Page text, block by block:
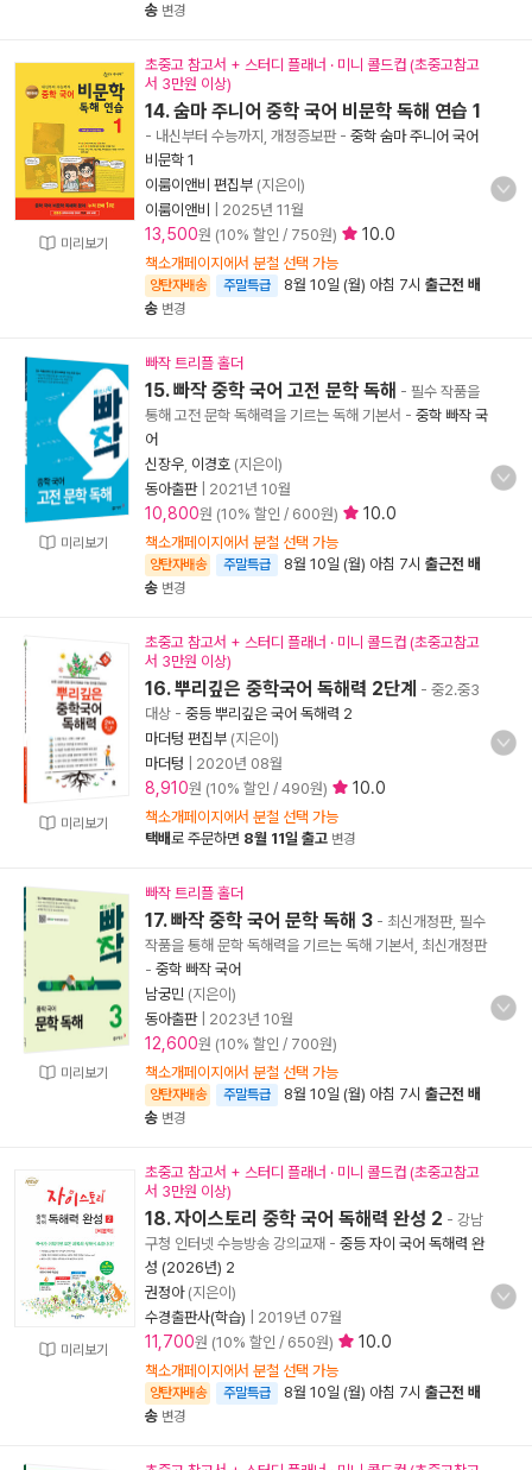
송 변경
미리보기
초중고 참고서 + 스터디 플래너 · 미니 콜드컵 (초중고참고
서 3만원 이상)
14. 숨마 주니어 중학 국어 비문학 독해 연습 1
- 내신부터 수능까지, 개정증보판- 중학 숨마 주니어 국어
비문학 1
이룸이앤비 편집부 (지은이)
이룸이앤비
2025년 11월
13,500원 (10% 할인 / 750원) 10.0
책소개페이지에서 분철 선택 가능
양탄자배송 주말특급 8월 10일 (월) 아침 7시 출근전 배
송 변경
미리보기
빠작 트리플 홀더
15. 빠작 중학 국어 고전 문학 독해 - 필수 작품을
통해 고전 문학 독해력을 기르는 독해 기본서 - 중학 빠작 국
어
신장우 이경호 (지은이)
동아출판| 2021년 10월
10,800원 (10% 할인 / 600원) 10.0
책소개페이지에서 분철 선택 가능
양탄자배송 주말특급 8월 10일 (월) 아침 7시 출근전 배
송 변경
미리보기
초중고 참고서 + 스터디 플래너 · 미니 콜드컵 (초중고참고
서 3만원 이상)
16. 뿌리깊은 중학국어 독해력 2단계 - 중2.중3
대상 - 중등 뿌리깊은 국어 독해력 2
마더텅 편집부 (지은이)
마더텅
2020년 08월
8,910원 (10% 할인 / 490원) 10.0
책소개페이지에서 분철 선택 가능
택배로 주문하면 8월 11일 출고 변경
미리보기
빠작 트리플 홀더
17. 빠작 중학 국어 문학 독해 3 - 최신개정판, 필수
작품을 통해 문학 독해력을 기르는 독해 기본서, 최신개정판
- 중학 빠작 국어
남궁민 (지은이)
동아출판| 2023년 10월
12,600원 (10% 할인 / 700원)
책소개페이지에서 분철 선택 가능
양탄자배송 주말특급 8월 10일 (월) 아침 7시 출근전 배
송 변경
미리보기
초중고 참고서 + 스터디 플래너 · 미니 콜드컵 (초중고참고
서 3만원 이상)
18. 자이스토리 중학 국어 독해력 완성 2 - 강남
구청 인터넷 수능방송 강의교재 - 중등 자이 국어 독해력 완
성 (2026년) 2
권정아(지은이)
수경출판사(학습)
2019년 07월
11,700원 (10% 할인 / 650원) 10.0
책소개페이지에서 분철 선택 가능
양탄자배송 주말특급 8월 10일 (월) 아침 7시 출근전 배
송 변경